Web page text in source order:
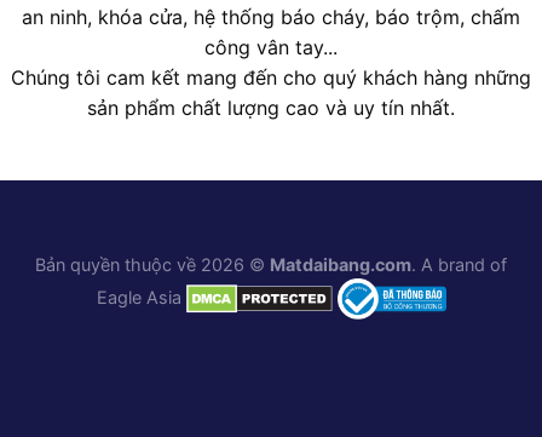
an ninh, khóa cửa, hệ thống báo cháy, báo trộm, chấm
công vân tay...
Chúng tôi cam kết mang đến cho quý khách hàng những
sản phẩm chất lượng cao và uy tín nhất.
Bản quyền thuộc về 2026 © Matdaibang.com. A brand of
Eagle Asia